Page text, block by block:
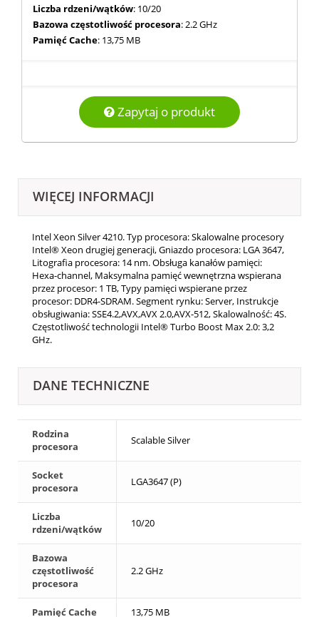
Liczba rdzeni/wątków: 10/20
Bazowa częstotliwość procesora: 2.2 GHz
Pamięć Cache: 13,75 MB
Zapytaj o produkt
WIĘCEJ INFORMACJI
Intel Xeon Silver 4210. Typ procesora: Skalowalne procesory
Intel® Xeon drugiej generacji, Gniazdo procesora: LGA 3647,
Litografia procesora: 14 nm. Obsługa kanałów pamięci:
Hexa-channel, Maksymalna pamięć wewnętrzna wspierana
przez procesor: 1 TB, Typy pamięci wspierane przez
procesor: DDR4-SDRAM. Segment rynku: Server, Instrukcje
obsługiwania: SSE4.2,AVX,AVX 2.0,AVX-512, Skalowalność: 4S.
Częstotliwość technologii Intel® Turbo Boost Max 2.0: 3,2
GHz.
DANE TECHNICZNE
Rodzina
procesora
Scalable Silver
Socket
procesora
LGA3647 (P)
Liczba
rdzeni/wątków
10/20
Bazowa
częstotliwość
procesora
2.2 GHz
Pamięć Cache 13,75 MB